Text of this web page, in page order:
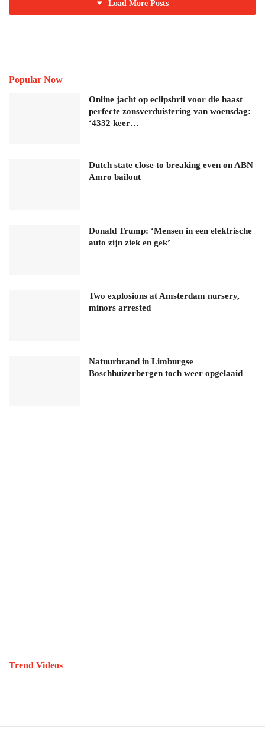
Load More Posts
Popular Now
Online jacht op eclipsbril voor die haast
perfecte zonsverduistering van woensdag:
‘4332 keer…
Dutch state close to breaking even on ABN
Amro bailout
Donald Trump: ‘Mensen in een elektrische
auto zijn ziek en gek’
Two explosions at Amsterdam nursery,
minors arrested
Natuurbrand in Limburgse
Boschhuizerbergen toch weer opgelaaid
Trend Videos